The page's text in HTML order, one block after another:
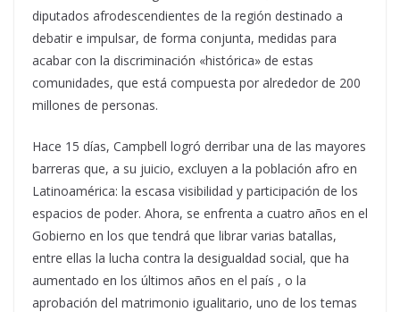
diputados afrodescendientes de la región destinado a
debatir e impulsar, de forma conjunta, medidas para
acabar con la discriminación «histórica» de estas
comunidades, que está compuesta por alrededor de 200
millones de personas.
Hace 15 días, Campbell logró derribar una de las mayores
barreras que, a su juicio, excluyen a la población afro en
Latinoamérica: la escasa visibilidad y participación de los
espacios de poder. Ahora, se enfrenta a cuatro años en el
Gobierno en los que tendrá que librar varias batallas,
entre ellas la lucha contra la desigualdad social, que ha
aumentado en los últimos años en el país , o la
aprobación del matrimonio igualitario, uno de los temas